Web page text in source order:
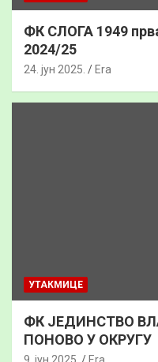
ФК СЛОГА 1949
2024/25
24. јун 2025. Era
УТАКМИЦЕ
ФК ЈЕДИНСТВО
ПОНОВО У ОКРУГУ